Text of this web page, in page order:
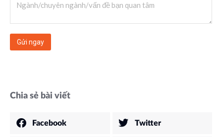
Chia sẻ bài viết
Facebook Twitter